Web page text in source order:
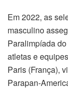
Em 2022, as
masculino
Paralimpíada
atletas e
Paris (França),
Parapan-